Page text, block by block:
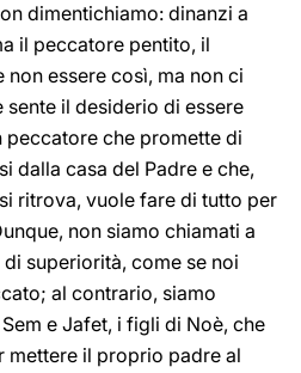
dimentichiamo: dinanzi a
il peccatore pentito, il
essere così, ma non ci
sente il desiderio di essere
che promette di
dalla casa del Padre e che,
ritrova, vuole fare di tutto per
non siamo chiamati a
superiorità, come se noi
al contrario, siamo
e Jafet, i figli di Noè, che
mettere il proprio padre al